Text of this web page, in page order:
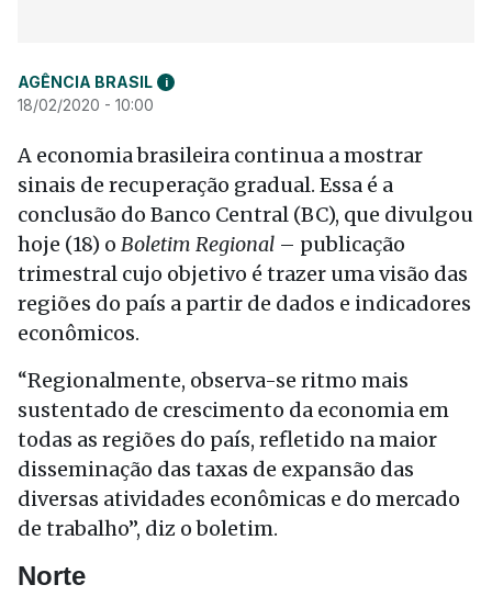
AGÊNCIA BRASIL i
18/02/2020 - 10:00
A economia brasileira continua a mostrar
sinais de recuperação gradual. Essa é a
conclusão do Banco Central (BC), que divulgou
hoje (18) o Boletim Regional – publicação
trimestral cujo objetivo é trazer uma visão das
regiões do país a partir de dados e indicadores
econômicos.
“Regionalmente, observa-se ritmo mais
sustentado de crescimento da economia em
todas as regiões do país, refletido na maior
disseminação das taxas de expansão das
diversas atividades econômicas e do mercado
de trabalho”, diz o boletim.
Norte